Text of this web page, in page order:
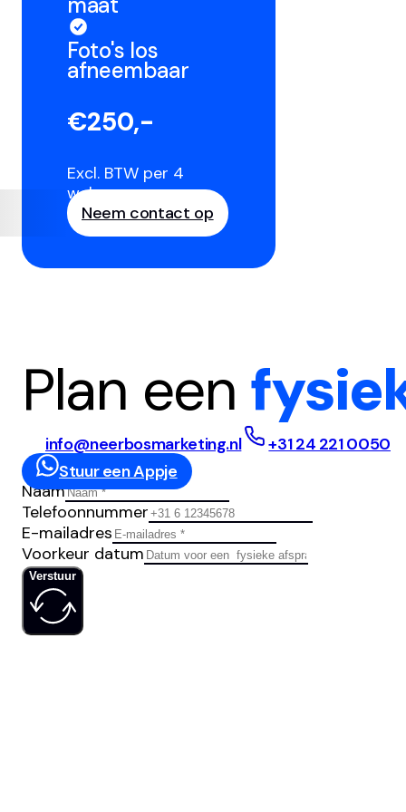
Foto's los
afneembaar
€250,-
Excl. BTW per 4
weken
Neem contact op
Plan een
info@neerbosmarketing.nl
+31 24 221 0050
Stuur een Appje
Naam
Telefoonnummer
E-mailadres
Voorkeur datum
Verstuur